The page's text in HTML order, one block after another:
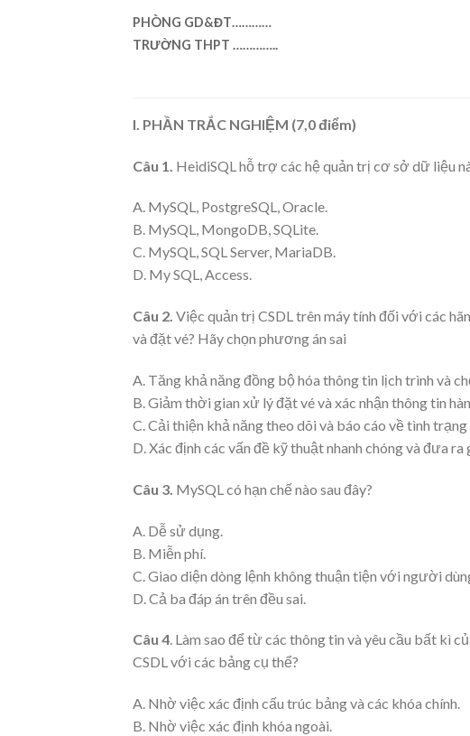
PHÒNG GD&ĐT…………
TRƯỜNG THPT …………..
I. PHẦN TRẮC NGHIỆM (7,0 điểm)
Câu 1. HeidiSQL hỗ trợ các hệ quản trị cơ sở dữ liệu
A. MySQL, PostgreSQL, Oracle.
B. MySQL, MongoDB, SQLite.
C. MySQL, SQL Server, MariaDB.
D. My SQL, Access.
Câu 2. Việc quản trị CSDL trên máy tính đối với các
và đặt vé? Hãy chọn phương án sai
A. Tăng khả năng đồng bộ hóa thông tin lịch trình và
B. Giảm thời gian xử lý đặt vé và xác nhận thông tin
C. Cải thiện khả năng theo dõi và báo cáo về tình trạng
D. Xác định các vấn đề kỹ thuật nhanh chóng và đưa ra
Câu 3. MySQL có hạn chế nào sau đây?
A. Dễ sử dụng.
B. Miễn phí.
C. Giao diện dòng lệnh không thuận tiện với người
D. Cả ba đáp án trên đều sai.
Câu 4. Làm sao để từ các thông tin và yêu cầu bất kì
CSDL với các bảng cụ thể?
A. Nhờ việc xác định cấu trúc bảng và các khóa chính.
B. Nhờ việc xác định khóa ngoài.